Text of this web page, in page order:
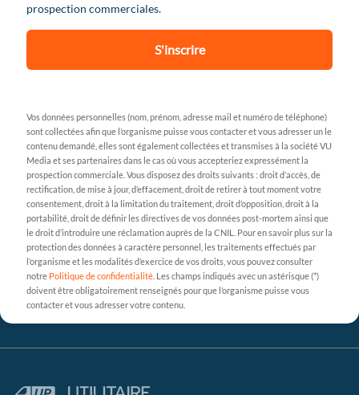
prospection commerciales.
S'inscrire
Vos données personnelles (nom, prénom, adresse mail et numéro de téléphone)
sont collectées afin que l’organisme puisse vous contacter et vous adresser un le
contenu demandé, elles sont également collectées et transmises à la société VU
Media et ses partenaires dans le cas où vous accepteriez expressément la
prospection commerciale. Vous disposez des droits suivants : droit d’accès, de
rectification, de mise à jour, d’effacement, droit de retirer à tout moment votre
consentement, droit à la limitation du traitement, droit d’opposition, droit à la
portabilité, droit de définir les directives de vos données post-mortem ainsi que
le droit d’introduire une réclamation auprès de la CNIL. Pour en savoir plus sur la
protection des données à caractère personnel, les traitements effectués par
l’organisme et les modalités d’exercice de vos droits, vous pouvez consulter
notre Politique de confidentialité. Les champs indiqués avec un astérisque (*)
doivent être obligatoirement renseignés pour que l’organisme puisse vous
contacter et vous adresser votre contenu.